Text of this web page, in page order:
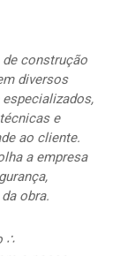
de construção
diversos
e
ao cliente.
a empresa
obra.
∴